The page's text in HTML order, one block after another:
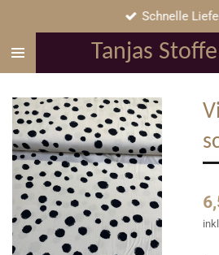
springen
Tanjas
Schnelle